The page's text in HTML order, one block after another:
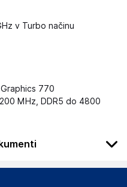
v Turbo načinu
770
MHz, DDR5 do 4800